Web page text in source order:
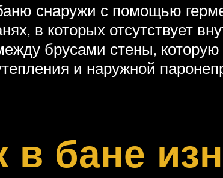
снаружи с помощью
в которых отсутствует
брусами стены,
и наружной
в бане